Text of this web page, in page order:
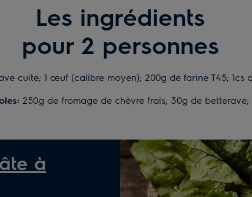
Les ingrédients
pour 2 personnes
cuite; 1 œuf (calibre moyen); 200g de farine T45; 1cs
250g de fromage de chèvre frais; 30g de betterave;
à